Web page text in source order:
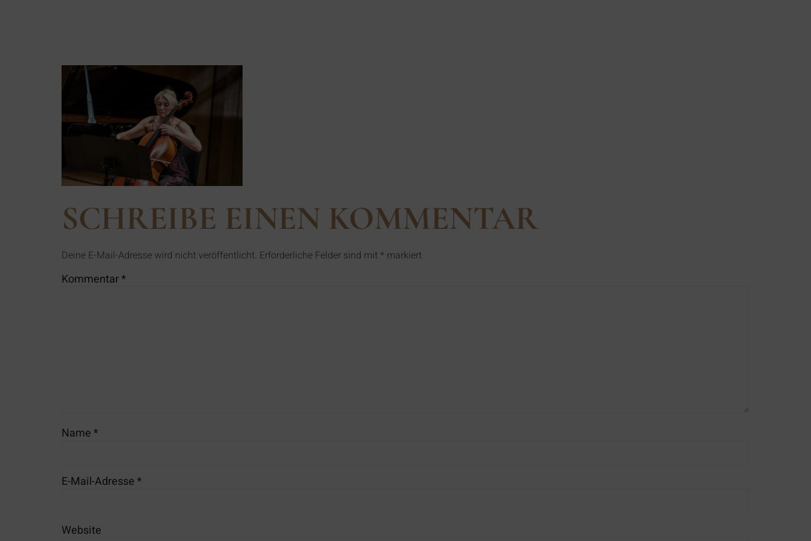
SCHREIBE EINEN KOMMENTAR
Deine E-Mail-Adresse wird nicht veröffentlicht. Erforderliche Felder sind mit * markiert
Kommentar*
Name*
E-Mail-Adresse*
Website